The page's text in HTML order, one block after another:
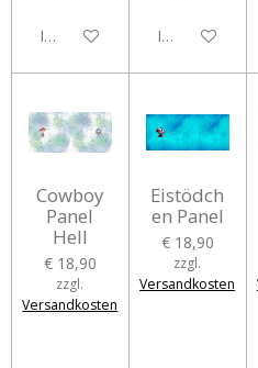
In den WarenkorbIn den
Cowboy
Panel
Hell
€ 18,90
zzgl.
Versandkosten
Eistödch
en Panel
€ 18,90
zzgl.
Versandkosten